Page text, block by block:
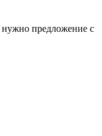
предложение с